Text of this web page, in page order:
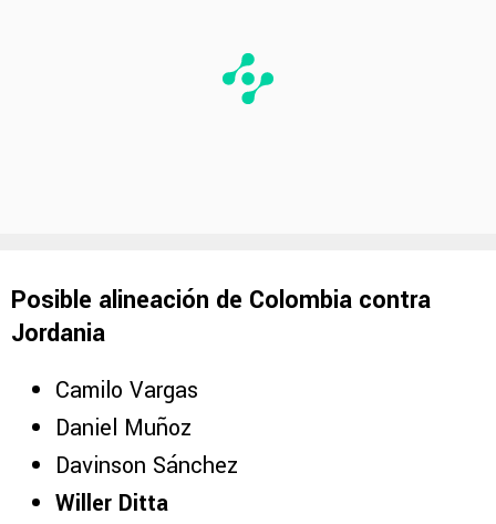
Posible alineación de Colombia contra
Jordania
Camilo Vargas
Daniel Muñoz
Davinson Sánchez
Willer Ditta